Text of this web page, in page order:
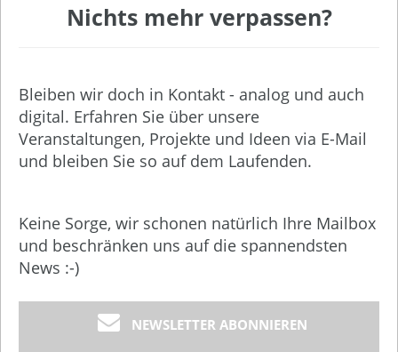
Nichts mehr verpassen?
Bleiben wir doch in Kontakt - analog und auch
digital. Erfahren Sie über unsere
Veranstaltungen, Projekte und Ideen via E-Mail
und bleiben Sie so auf dem Laufenden.
Keine Sorge, wir schonen natürlich Ihre Mailbox
und beschränken uns auf die spannendsten
News :-)
NEWSLETTER ABONNIEREN